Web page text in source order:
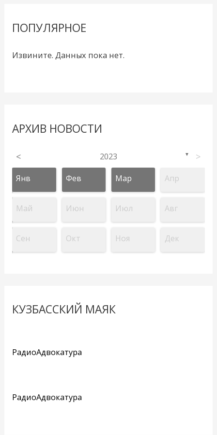
ПОПУЛЯРНОЕ
Извините. Данных пока нет.
АРХИВ НОВОСТИ
< 2023 ▼ >
Янв Фев Мар Апр
Май Июн Июл Авг
Сен Окт Ноя Дек
КУЗБАССКИЙ МАЯК
РадиоАдвокатура
РадиоАдвокатура